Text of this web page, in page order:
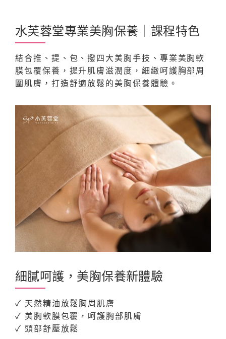
水芙蓉堂專業美胸保養｜課程特色
結合推、提、包、撥四大美胸手技、專業美胸軟
膜包覆保養，提升肌膚滋潤度，細緻呵護胸部周
圍肌膚，打造舒適放鬆的美胸保養體驗。
細膩呵護，美胸保養新體驗
✓ 天然精油放鬆胸周肌膚
✓ 美胸軟膜包覆，呵護胸部肌膚
✓ 頭部舒壓放鬆